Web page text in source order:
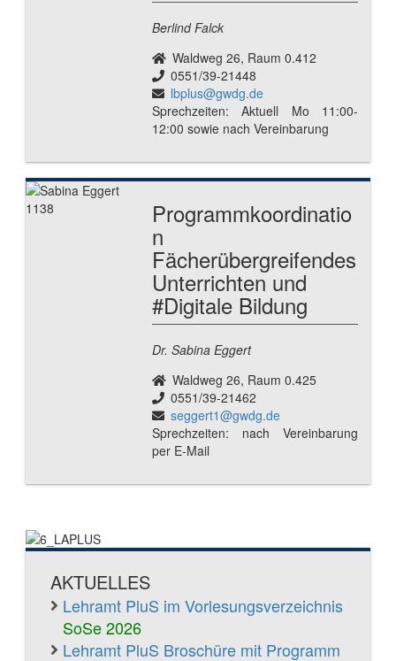
Berlind Falck
Waldweg 26, Raum 0.412
0551/39-21448
lbplus@gwdg.de
Sprechzeiten: Aktuell Mo 11:00-
12:00 sowie nach Vereinbarung
Programmkoordinatio
n
Fächerübergreifendes
Unterrichten und
#Digitale Bildung
Dr. Sabina Eggert
Waldweg 26, Raum 0.425
0551/39-21462
seggert1@gwdg.de
Sprechzeiten: nach Vereinbarung
per E-Mail
AKTUELLES
Lehramt PluS im Vorlesungsverzeichnis
SoSe 2026
Lehramt PluS Broschüre mit Programm